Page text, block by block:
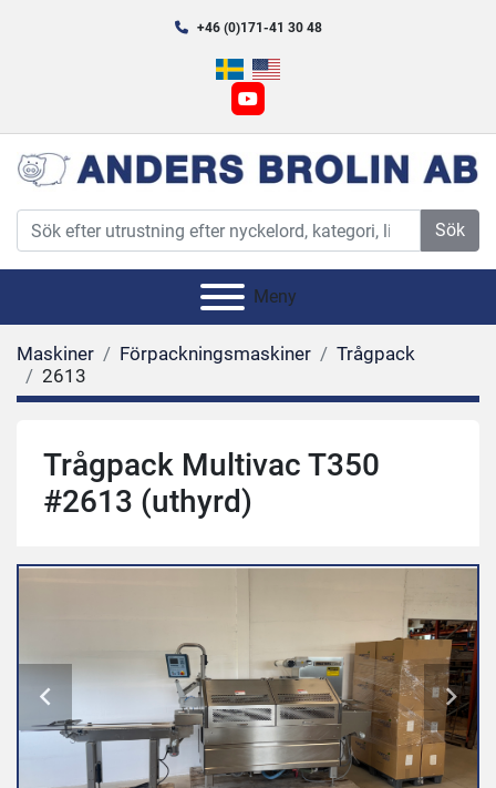
+46 (0)171-41 30 48
youtube
Sök
Meny
Maskiner Förpackningsmaskiner
Trågpack
2613
Trågpack Multivac T350
#2613 (uthyrd)